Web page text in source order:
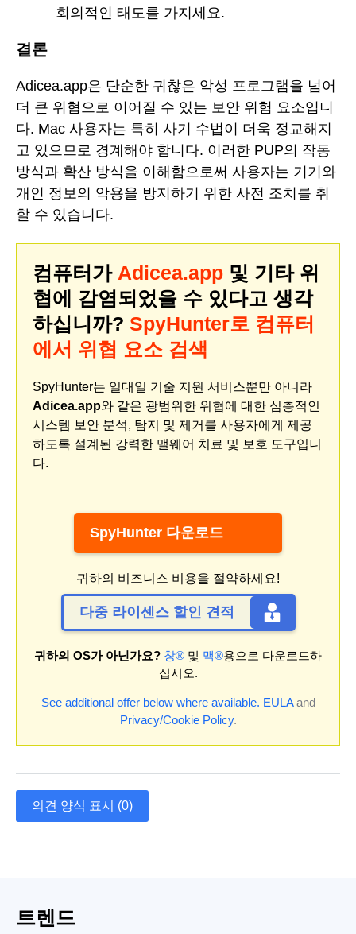
회의적인 태도를 가지세요.
결론
Adicea.app은 단순한 귀찮은 악성 프로그램을 넘어
더 큰 위협으로 이어질 수 있는 보안 위험 요소입니
다. Mac 사용자는 특히 사기 수법이 더욱 정교해지
고 있으므로 경계해야 합니다. 이러한 PUP의 작동
방식과 확산 방식을 이해함으로써 사용자는 기기와
개인 정보의 악용을 방지하기 위한 사전 조치를 취
할 수 있습니다.
컴퓨터가 Adicea.app 및 기타 위
협에 감염되었을 수 있다고 생각
하십니까? SpyHunter로 컴퓨터
에서 위협 요소 검색
SpyHunter는 일대일 기술 지원 서비스뿐만 아니라
Adicea.app와 같은 광범위한 위협에 대한 심층적인
시스템 보안 분석, 탐지 및 제거를 사용자에게 제공
하도록 설계된 강력한 맬웨어 치료 및 보호 도구입니
다.
SpyHunter 다운로드
귀하의 비즈니스 비용을 절약하세요!
다중 라이센스 할인 견적
귀하의 OS가 아닌가요? 창® 및 맥®용으로 다운로드하
십시오.
See additional offer below where available. EULAand
Privacy/Cookie Policy.
의견 양식 표시 (0)
트렌드